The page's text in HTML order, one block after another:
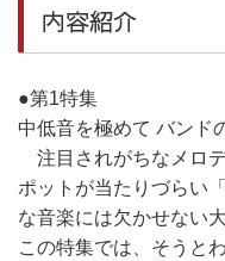
内容紹介
●第1特集
中低音を極めて バンド
注目されがちなメロ
ポットが当たりづらい
な音楽には欠かせない
この特集では、そうと